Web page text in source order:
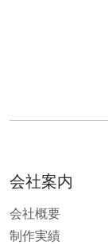
会社案内
会社概要
制作実績